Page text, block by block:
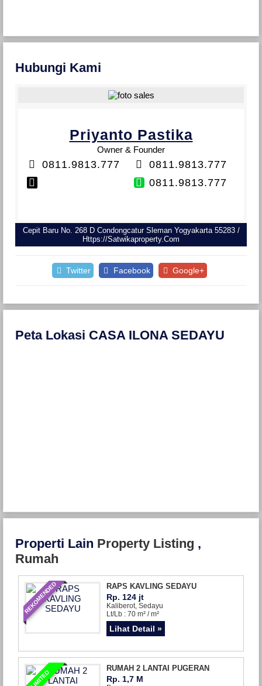
Hubungi Kami
Priyanto Pastika
Owner & Founder
0811.9813.777
0811.9813.777
0811.9813.777
Cepit Baru No. 268 D Condongcatur Sleman Yogyakarta 55283 /
Https://satwikaproperty.com
Twitter Facebook Google+
Peta Lokasi CASA ILONA SEDAYU
Properti Lain Property Listing ,
Rumah
REKOMENDED RAPS KAVLING SEDAYU
Rp. 124 jt
Kaliberot, Sedayu
Lt/Lb : 70 m² / m²
Lihat Detail »
LIMITED
RUMAH 2 LANTAI PUGERAN
Rp. 1,7 M